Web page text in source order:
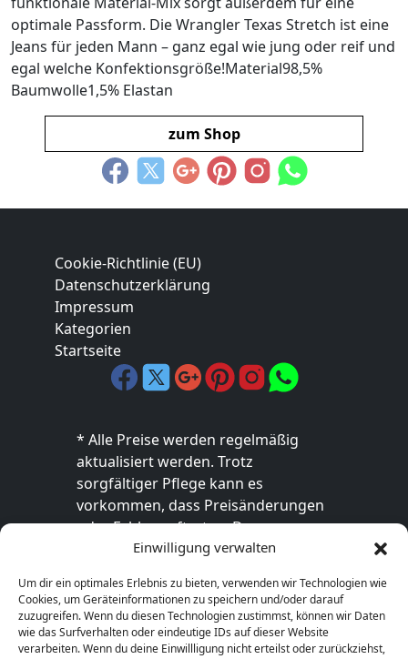
Einwilligung verwalten
Um dir ein optimales Erlebnis zu bieten, verwenden wir Technologien wie
Cookies, um Geräteinformationen zu speichern und/oder darauf
zuzugreifen. Wenn du diesen Technologien zustimmst, können wir Daten
wie das Surfverhalten oder eindeutige IDs auf dieser Website
verarbeiten. Wenn du deine Einwillligung nicht erteilst oder zurückziehst,
optimale Passform. Die Wrangler Texas Stretch ist eine
Jeans für jeden Mann – ganz egal wie jung oder reif und
egal welche Konfektionsgröße!Material98,5%
Baumwolle1,5% Elastan
zum Shop
Cookie-Richtlinie (EU)
Datenschutzerklärung
Impressum
Kategorien
Startseite
* Alle Preise werden regelmäßig
aktualisiert werden. Trotz
sorgfältiger Pflege kann es
vorkommen, dass Preisänderungen
oder Fehler auftreten. Der
endgültige Preis sowie die
ausschließlich im jeweiligen Online-
Shop des Anbieters verbindlich. Bitte
überprüfe den Preis vor dem Kauf